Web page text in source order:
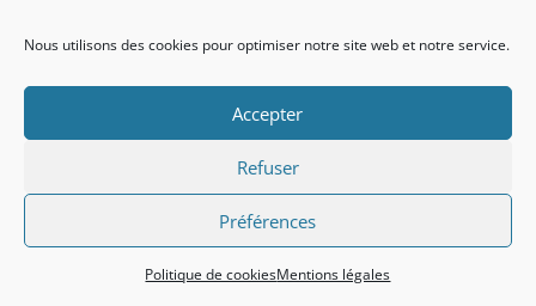
Nous utilisons des cookies pour optimiser notre site web et notre service.
Accepter
Refuser
Préférences
Politique de cookiesMentions légales
Mentions légales
Je cherche un artisan
Vous êtes un professionnel
Accès Coopérateur
© 2026 Réalisé parAzKaNet|`propulsé par
WordPress